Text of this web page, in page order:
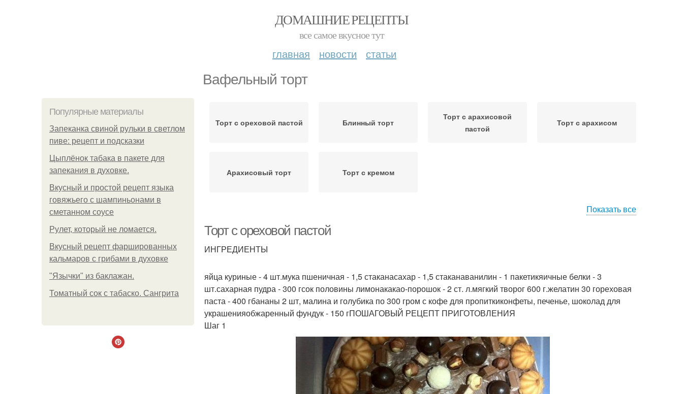
ДОМАШНИЕ РЕЦЕПТЫ
все самое вкусное тут
главная новости статьи
Вафельный торт
Популярные материалы
Запеканка свиной рульки в светлом
пиве: рецепт и подсказки
Цыплёнок табака в пакете для
запекания в духовке.
Вкусный и простой рецепт языка
говяжьего с шампиньонами в
сметанном соусе
Рулет, который не ломается.
Вкусный рецепт фаршированных
кальмаров с грибами в духовке
"Язычки" из баклажан.
Томатный сок с табаско. Сангрита
Торт с ореховой пастой Блинный торт
Торт с арахисовой
пастой
Торт с арахисом
Арахисовый торт Торт с кремом
Показать все
Торт с ореховой пастой
ИНГРЕДИЕНТЫ
яйца куриные - 4 шт.мука пшеничная - 1,5 стаканасахар - 1,5 стаканаванилин - 1 пакетикяичные белки - 3
шт.сахарная пудра - 300 гсок половины лимонакакао-порошок - 2 ст. л.мягкий творог 600 г.желатин 30 гореховая
паста - 400 гбананы 2 шт, малина и голубика по 300 гром с кофе для пропиткиконфеты, печенье, шоколад для
украшенияобжаренный фундук - 150 гПОШАГОВЫЙ РЕЦЕПТ ПРИГОТОВЛЕНИЯ
Шаг 1